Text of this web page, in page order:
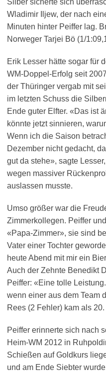
Silber sicherte sich
Wladimir Iljew, der nach
Minuten hinter Peiffer lag.
Norweger Tarjei Bö (1/
Erik Lesser hätte sogar für
WM-Doppel-Erfolg seit
der Thüringer vergab mit
im letzten Schuss die
Ende guter Elfter. «Das ist
könnte jetzt sinnieren,
Wenn ich die Saison
Dezember nicht gedacht,
gut da stehe», sagte
wegen massiver
auslassen musste.
Umso größer war die
Zimmerkollegen. Peiffer
«Papa-Zimmer», sie sind
Vater einer Tochter
heute Abend mit mir ein
Auch der Zehnte Benedikt
Peiffer: «Eine tolle
wenn einer aus dem Team
Rees (2 Fehler) kam als
Peiffer erinnerte sich nach
Heim-WM 2012 in
Schießen auf Goldkurs
und am Ende Siebter